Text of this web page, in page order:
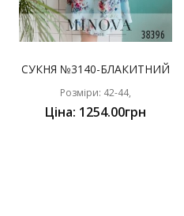
СУКНЯ №3140-БЛАКИТНИЙ
Розміри: 42-44,
Ціна: 1254.00грн